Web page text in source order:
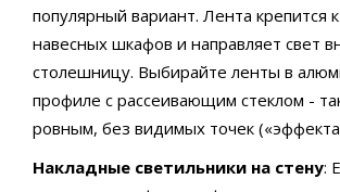
популярный вариант. Лента крепится
навесных шкафов и направляет свет
столешницу. Выбирайте ленты в
профиле с рассеивающим стеклом -
ровным, без видимых точек
Накладные светильники на стену: